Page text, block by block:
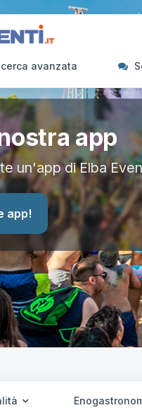
avanzata
app
un'app di Elba
app!